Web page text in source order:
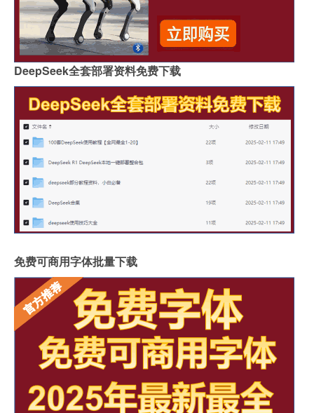
DeepSeek全套部署资料免费下载
免费可商用字体批量下载